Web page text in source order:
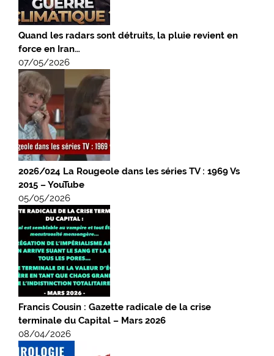
Quand les radars sont détruits, la pluie revient en
force en Iran…
07/05/2026
2026/024 La Rougeole dans les séries TV : 1969 Vs
2015 – YouTube
05/05/2026
Francis Cousin : Gazette radicale de la crise
terminale du Capital – Mars 2026
08/04/2026